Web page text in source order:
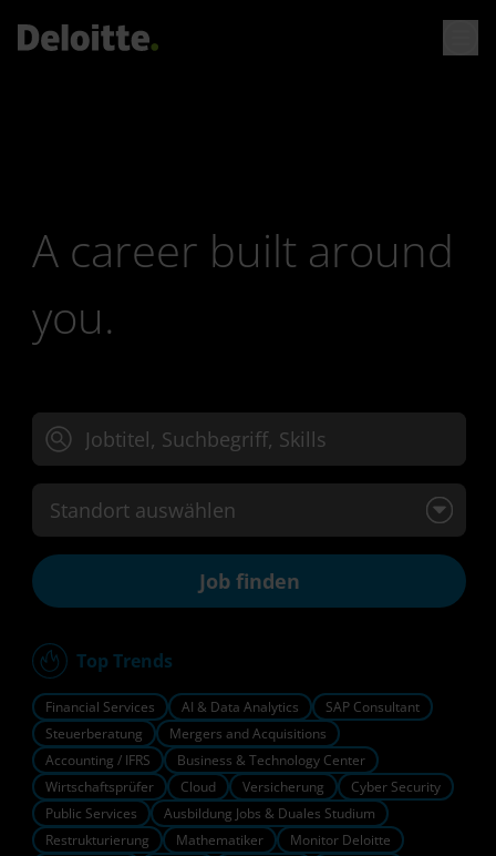
A career built around
you.
Jobtitel, Suchbegriff oder Skills eingeben
Standort auswählen
Top Trends
Financial Services AI & Data Analytics
SAP Consultant
Steuerberatung
Mergers and Acquisitions
Accounting / IFRS
Business & Technology Center
Wirtschaftsprüfer
Cloud Versicherung
Cyber Security
Public Services
Ausbildung Jobs & Duales Studium
Restrukturierung
Mathematiker
Monitor Deloitte